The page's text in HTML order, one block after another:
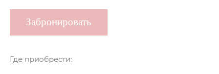
Забронировать
Где приобрести: